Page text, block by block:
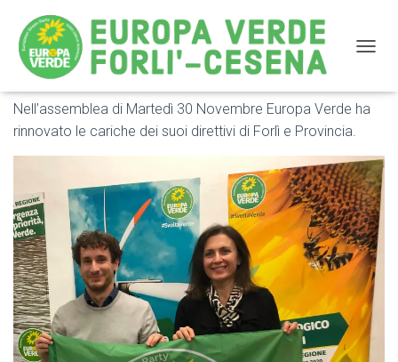
Eletti i nuovi portavoce di Europa Verde – Verdi di Forlì
e Provincia
Nell’assemblea di Martedì 30 Novembre Europa Verde ha
rinnovato le cariche dei suoi direttivi di Forlì e Provincia.